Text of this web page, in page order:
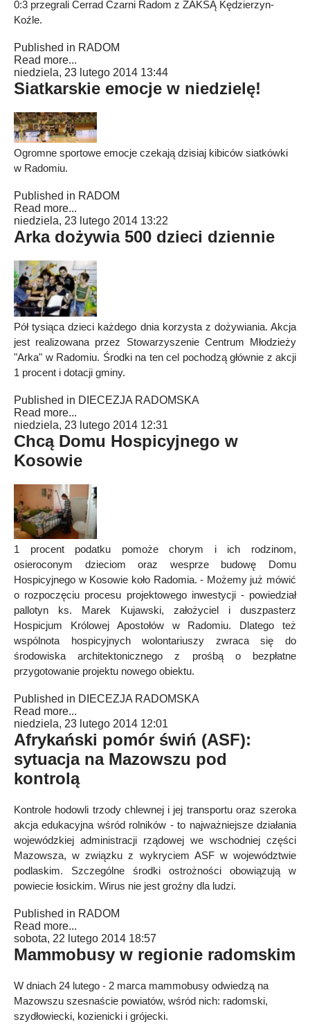
0:3 przegrali Cerrad Czarni Radom z ZAKSĄ Kędzierzyn-
Koźle.
Published in RADOM
Read more...
niedziela, 23 lutego 2014 13:44
Siatkarskie emocje w niedzielę!
Ogromne sportowe emocje czekają dzisiaj kibiców siatkówki
w Radomiu.
Published in RADOM
Read more...
niedziela, 23 lutego 2014 13:22
Arka dożywia 500 dzieci dziennie
Pół tysiąca dzieci każdego dnia korzysta z dożywiania. Akcja
jest realizowana przez Stowarzyszenie Centrum Młodzieży
"Arka" w Radomiu. Środki na ten cel pochodzą głównie z akcji
1 procent i dotacji gminy.
Published in DIECEZJA RADOMSKA
Read more...
niedziela, 23 lutego 2014 12:31
Chcą Domu Hospicyjnego w
Kosowie
1 procent podatku pomoże chorym i ich rodzinom,
osieroconym dzieciom oraz wesprze budowę Domu
Hospicyjnego w Kosowie koło Radomia. - Możemy już mówić
o rozpoczęciu procesu projektowego inwestycji - powiedział
pallotyn ks. Marek Kujawski, założyciel i duszpasterz
Hospicjum Królowej Apostołów w Radomiu. Dlatego też
wspólnota hospicyjnych wolontariuszy zwraca się do
środowiska architektonicznego z prośbą o bezpłatne
przygotowanie projektu nowego obiektu.
Published in DIECEZJA RADOMSKA
Read more...
niedziela, 23 lutego 2014 12:01
Afrykański pomór świń (ASF):
sytuacja na Mazowszu pod
kontrolą
Kontrole hodowli trzody chlewnej i jej transportu oraz szeroka
akcja edukacyjna wśród rolników - to najważniejsze działania
wojewódzkiej administracji rządowej we wschodniej części
Mazowsza, w związku z wykryciem ASF w województwie
podlaskim. Szczególne środki ostrożności obowiązują w
powiecie łosickim. Wirus nie jest groźny dla ludzi.
Published in RADOM
Read more...
sobota, 22 lutego 2014 18:57
Mammobusy w regionie radomskim
W dniach 24 lutego - 2 marca mammobusy odwiedzą na
Mazowszu szesnaście powiatów, wśród nich: radomski,
szydłowiecki, kozienicki i grójecki.